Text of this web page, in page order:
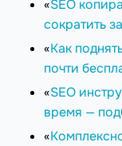
«SEO
сократить
«Как
почти
«SEO
время —
«